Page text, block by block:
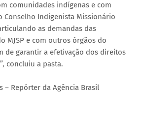
comunidades indígenas e com
Conselho Indigenista Missionário
as demandas das
MJSP e com outros órgãos do
de garantir a efetivação dos direitos
concluiu a pasta.
– Repórter da Agência Brasil